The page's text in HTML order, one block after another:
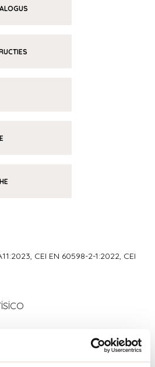
CEI EN 60598-2-1:2022, CEI
RISICOVRIJE GROEP, in
CEI EN 62471:2010-01, IEC TR